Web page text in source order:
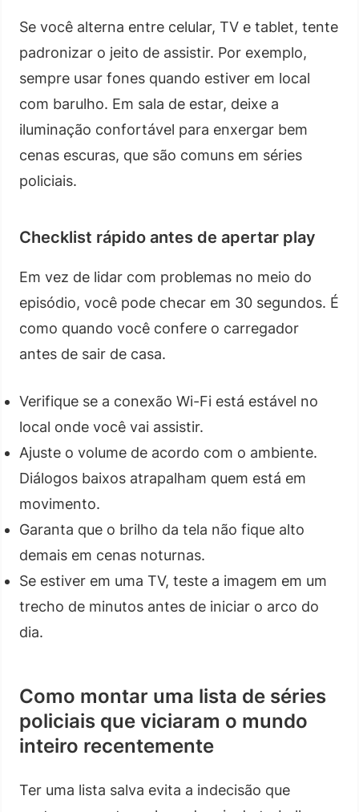
Se você alterna entre celular, TV e tablet, tente
padronizar o jeito de assistir. Por exemplo,
sempre usar fones quando estiver em local
com barulho. Em sala de estar, deixe a
iluminação confortável para enxergar bem
cenas escuras, que são comuns em séries
policiais.
Checklist rápido antes de apertar play
Em vez de lidar com problemas no meio do
episódio, você pode checar em 30 segundos. É
como quando você confere o carregador
antes de sair de casa.
Verifique se a conexão Wi-Fi está estável no
local onde você vai assistir.
Ajuste o volume de acordo com o ambiente.
Diálogos baixos atrapalham quem está em
movimento.
Garanta que o brilho da tela não fique alto
demais em cenas noturnas.
Se estiver em uma TV, teste a imagem em um
trecho de minutos antes de iniciar o arco do
dia.
Como montar uma lista de séries
policiais que viciaram o mundo
inteiro recentemente
Ter uma lista salva evita a indecisão que